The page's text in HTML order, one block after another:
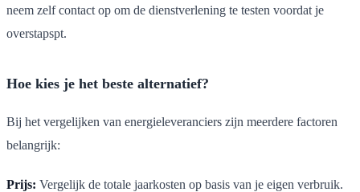
neem zelf contact op om de dienstverlening te testen voordat je
overstapspt.
Hoe kies je het beste alternatief?
Bij het vergelijken van energieleveranciers zijn meerdere factoren
belangrijk:
Prijs: Vergelijk de totale jaarkosten op basis van je eigen verbruik.